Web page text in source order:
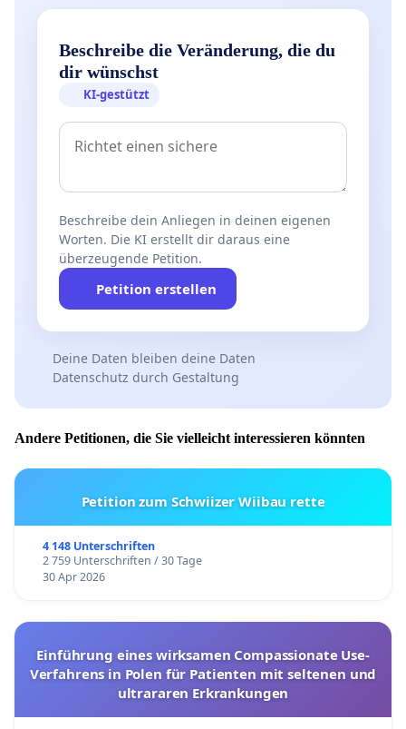
Beschreibe die Veränderung, die du
dir wünschst
KI-gestützt
Beschreibe dein Anliegen in deinen eigenen
Worten. Die KI erstellt dir daraus eine
überzeugende Petition.
Petition erstellen
Deine Daten bleiben deine Daten
Datenschutz durch Gestaltung
Andere Petitionen, die Sie vielleicht interessieren könnten
Petition zum Schwiizer Wiibau rette
4 148 Unterschriften
2 759 Unterschriften / 30 Tage
30 Apr 2026
Einführung eines wirksamen Compassionate Use-
Verfahrens in Polen für Patienten mit seltenen und
ultrararen Erkrankungen